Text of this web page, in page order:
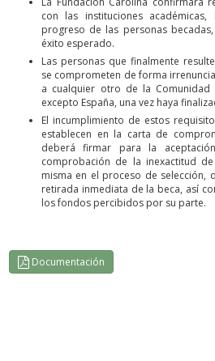
con las instituciones
progreso de las personas
éxito esperado.
Las personas que finalmente
se comprometen de forma
a cualquier otro de la Comunidad
excepto España, una vez haya
El incumplimiento de estos
establecen en la carta de
deberá firmar para la
comprobación de la inexactitud
misma en el proceso de selección,
retirada inmediata de la beca, así
los fondos percibidos por su parte.
Documentación